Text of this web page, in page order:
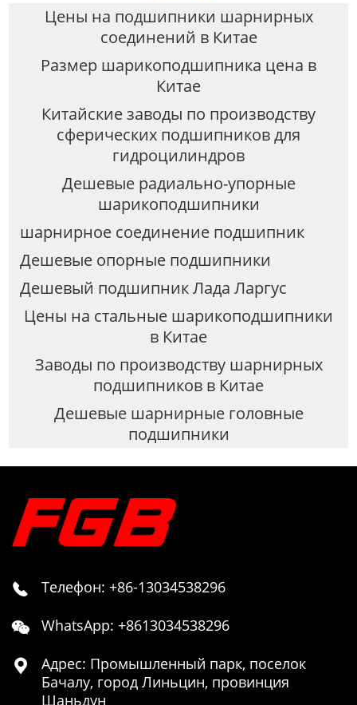
Цены на подшипники шарнирных
соединений в Китае
Размер шарикоподшипника цена в
Китае
Китайские заводы по производству
сферических подшипников для
гидроцилиндров
Дешевые радиально-упорные
шарикоподшипники
шарнирное соединение подшипник
Дешевые опорные подшипники
Дешевый подшипник Лада Ларгус
Цены на стальные шарикоподшипники
в Китае
Заводы по производству шарнирных
подшипников в Китае
Дешевые шарнирные головные
подшипники
 Телефон: +86-13034538296
 WhatsApp: +8613034538296

Адрес: Промышленный парк, поселок
Бачалу, город Линьцин, провинция
Шаньдун